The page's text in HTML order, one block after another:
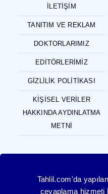
İLETIŞIM
TANITIM VE REKLAM
DOKTORLARIMIZ
EDITÖRLERIMIZ
GIZLILIK POLITIKASI
KIŞISEL VERILER
HAKKINDA AYDINLATMA
METNI
Tahlil.com'da
cevaplama hizmeti